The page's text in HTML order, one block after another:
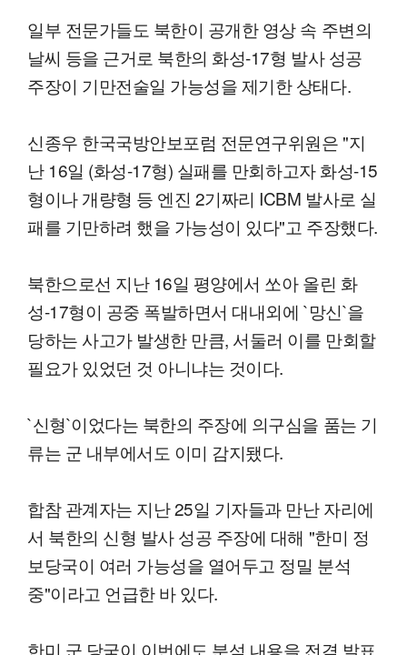
일부 전문가들도 북한이 공개한 영상 속 주변의
날씨 등을 근거로 북한의 화성-17형 발사 성공
주장이 기만전술일 가능성을 제기한 상태다.
신종우 한국국방안보포럼 전문연구위원은 "지
난 16일 (화성-17형) 실패를 만회하고자 화성-15
형이나 개량형 등 엔진 2기짜리 ICBM 발사로 실
패를 기만하려 했을 가능성이 있다"고 주장했다.
북한으로선 지난 16일 평양에서 쏘아 올린 화
성-17형이 공중 폭발하면서 대내외에 `망신`을
당하는 사고가 발생한 만큼, 서둘러 이를 만회할
필요가 있었던 것 아니냐는 것이다.
`신형`이었다는 북한의 주장에 의구심을 품는 기
류는 군 내부에서도 이미 감지됐다.
합참 관계자는 지난 25일 기자들과 만난 자리에
서 북한의 신형 발사 성공 주장에 대해 "한미 정
보당국이 여러 가능성을 열어두고 정밀 분석
중"이라고 언급한 바 있다.
한미 군 당국이 이번에도 분석 내용을 전격 발표